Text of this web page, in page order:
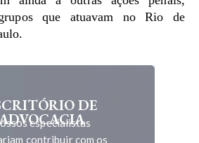
que atuavam no Rio de
DE
especialistas
contribuir com os